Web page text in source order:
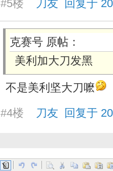
#5楼 刀友 回复于
克赛号 原帖：
美利加大刀发黑
不是美利坚大刀嚒
#4楼 刀友 回复于